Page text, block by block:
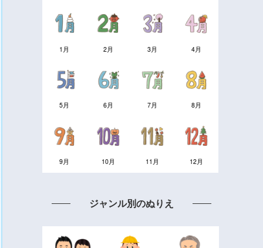
1月 2月 3月 4月
5月 6月 7月 8月
9月 10月 11月 12月
ジャンル別のぬりえ